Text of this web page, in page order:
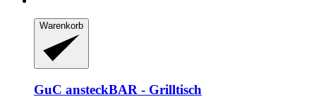
Warenkorb
GuC ansteckBAR -​ Grilltisch